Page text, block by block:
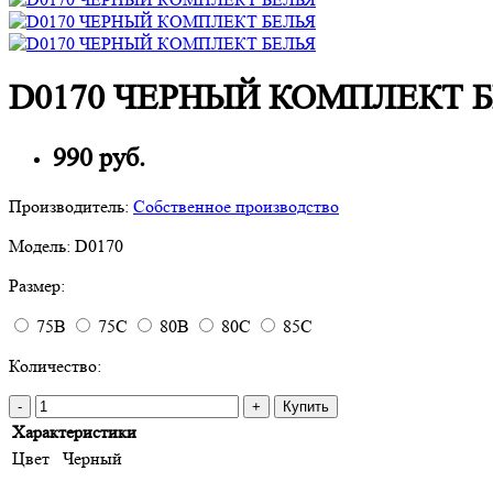
D0170 ЧЕРНЫЙ КОМПЛЕКТ
990 руб.
Производитель: Собственное производство
Модель: D0170
Размер:
75B
75C 80B 80C
85C
Количество:
- + Купить
Характеристики
Цвет
Черный